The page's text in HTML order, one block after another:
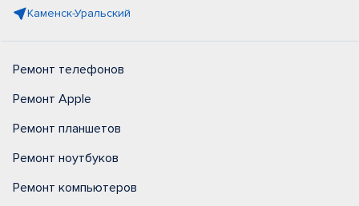
Каменск-Уральский
Ремонт телефонов
Ремонт Apple
Ремонт планшетов
Ремонт ноутбуков
Ремонт компьютеров